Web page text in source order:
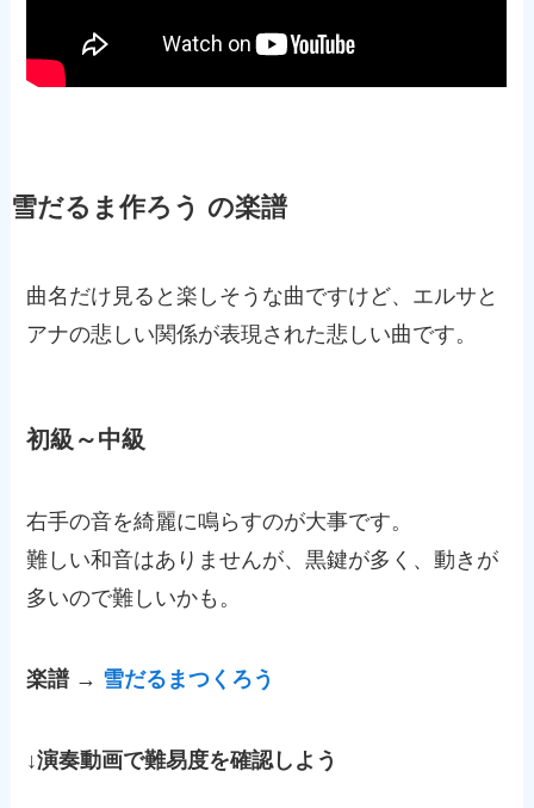
雪だるま作ろう の楽譜
曲名だけ見ると楽しそうな曲ですけど、エルサと
アナの悲しい関係が表現された悲しい曲です。
初級～中級
右手の音を綺麗に鳴らすのが大事です。
難しい和音はありませんが、黒鍵が多く、動きが
多いので難しいかも。
楽譜 → 雪だるまつくろう
↓演奏動画で難易度を確認しよう